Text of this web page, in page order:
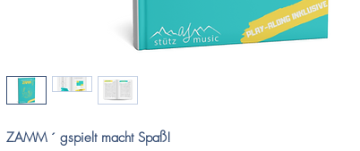
ZAMM ´ gspielt macht Spaß!